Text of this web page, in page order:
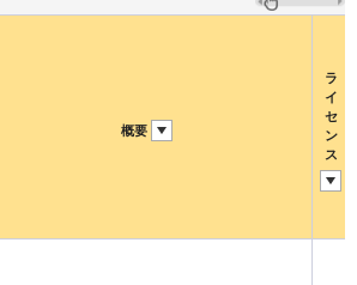
概要
ラ
イ
セ
ン
ス